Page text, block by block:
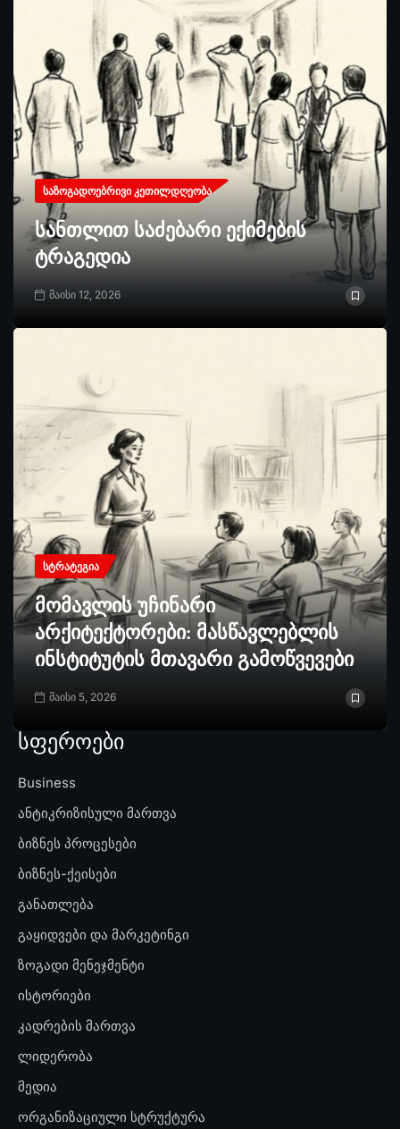
ᲡᲐᲖᲝᲒᲐᲓᲝᲔᲑᲠᲘᲕᲘ ᲙᲔᲗᲘᲚᲓᲦᲔᲝᲑᲐ
სანთლით საძებარი ექიმების
ტრაგედია
მაისი 12, 2026
ᲡᲢᲠᲐᲢᲔᲒᲘᲐ
მომავლის უჩინარი
არქიტექტორები: მასწავლებლის
ინსტიტუტის მთავარი გამოწვევები
მაისი 5, 2026
სფეროები
Business
ანტიკრიზისული მართვა
ბიზნეს პროცესები
ბიზნეს-ქეისები
განათლება
გაყიდვები და მარკეტინგი
ზოგადი მენეჯმენტი
ისტორიები
კადრების მართვა
ლიდერობა
მედია
ორგანიზაციული სტრუქტურა